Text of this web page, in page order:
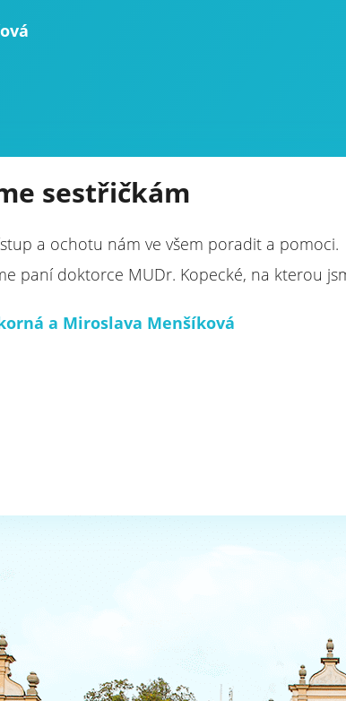
sestřičkám
a ochotu nám ve všem poradit a pomoci.
paní doktorce MUDr. Kopecké, na kterou
a Miroslava Menšíková